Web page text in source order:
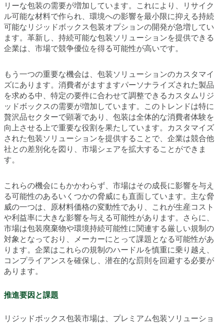
リーな包装の需要が増加しています。これにより、リサイク
ル可能な材料で作られ、環境への影響を最小限に抑える持続
可能なリジッドボックス包装オプションの開発が急増してい
ます。革新し、持続可能な包装ソリューションを提供できる
企業は、市場で競争優位を得る可能性が高いです。
もう一つの重要な機会は、包装ソリューションのカスタマイ
ズにあります。消費者がますますパーソナライズされた製品
を求める中、特定の要件に合わせて調整できるカスタムリジ
ッドボックスの需要が増加しています。このトレンドは特に
贅沢品セクターで顕著であり、包装は全体的な消費者体験を
向上させる上で重要な役割を果たしています。カスタマイズ
された包装ソリューションを提供することで、企業は競合他
社との差別化を図り、市場シェアを拡大することができま
す。
これらの機会にもかかわらず、市場はその成長に影響を与え
る可能性のあるいくつかの脅威にも直面しています。主な脅
威の一つは、原材料価格の変動性であり、これが生産コスト
や利益率に大きな影響を与える可能性があります。さらに、
市場は包装廃棄物や環境持続可能性に関連する厳しい規制の
対象となっており、メーカーにとって課題となる可能性があ
ります。企業はこれらの規制のハードルを慎重に乗り越え、
コンプライアンスを確保し、潜在的な罰則を回避する必要が
あります。
推進要因と課題
リジッドボックス包装市場は、プレミアム包装ソリューショ